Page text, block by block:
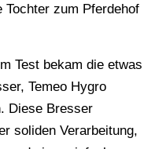
Tochter zum Pferdehof
Test bekam die etwas
Temeo Hygro
Diese Bresser
soliden Verarbeitung,